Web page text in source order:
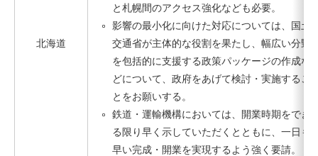
北海道
と札幌間のアクセス強化なども必要。
影響の最小化に向けた対応については、国土
交通省が主体的な役割を果たし、幅広い分野
を包括的に支援する政策パッケージの作成な
どについて、政府をあげて検討・実施するこ
とをお願いする。
鉄道・運輸機構においては、開業時期をでき
る限り早く示していただくとともに、一日も
早い完成・開業を実現するよう強く要請。